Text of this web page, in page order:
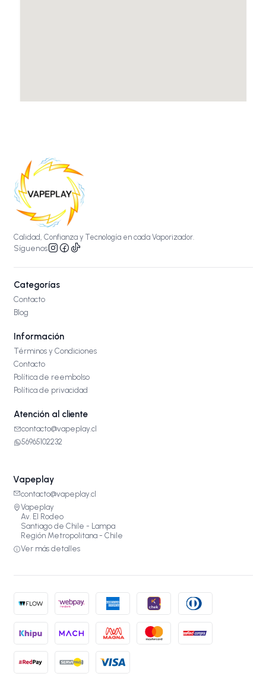
Calidad, Confianza y Tecnología en cada Vaporizador.
Síguenos
Categorías
Contacto
Blog
Información
Términos y Condiciones
Contacto
Política de reembolso
Política de privacidad
Atención al cliente
contacto@vapeplay.cl
56965102232
Vapeplay
contacto@vapeplay.cl
Vapeplay
Av. El Rodeo
Santiago de Chile - Lampa
Región Metropolitana - Chile
Ver más detalles